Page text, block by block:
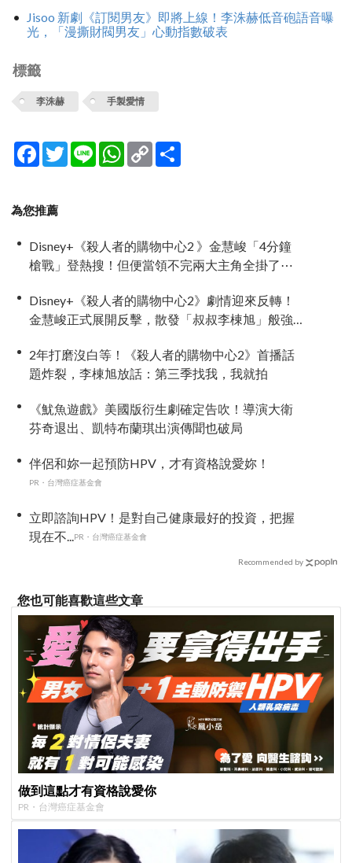
Jisoo 新劇《訂閱男友》即將上線！李洙赫低音砲語音曝
光，「漫撕財閥男友」心動指數破表
標籤
李洙赫 手製愛情
Facebook
TwitterLine WhatsApp
Copy
Link
為您推薦
Disney+《殺人者的購物中心2 》金慧峻「4分鐘
槍戰」登熱搜！但便當領不完兩大主角全掛了⋯
Disney+《殺人者的購物中心2》劇情迎來反轉！
金慧峻正式展開反擊，散發「叔叔李棟旭」般強
2年打磨沒白等！《殺人者的購物中心2》首播話
題炸裂，李棟旭放話：第三季找我，我就拍
《魷魚遊戲》美國版衍生劇確定告吹！導演大衛
芬奇退出、凱特布蘭琪出演傳聞也破局
伴侶和妳一起預防HPV，才有資格說愛妳！
PR・台灣癌症基金會
立即諮詢HPV！是對自己健康最好的投資，把握
現在不...PR・台灣癌症基金會
Recommended by
您也可能喜歡這些文章
做到這點才有資格說愛你
PR・台灣癌症基金會